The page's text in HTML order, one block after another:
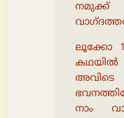
നമുക്ക്
ലൂക്കോ
കഥയിൽ
അവിടെ
നാം